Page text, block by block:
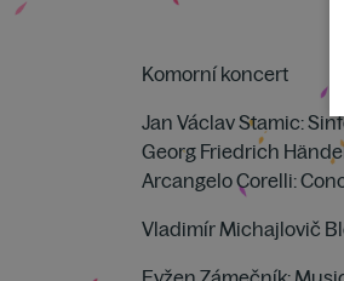
Komorní koncert
Jan Václav Stamic:
Georg Friedrich
Arcangelo Corelli:
Vladimír Michajlovič